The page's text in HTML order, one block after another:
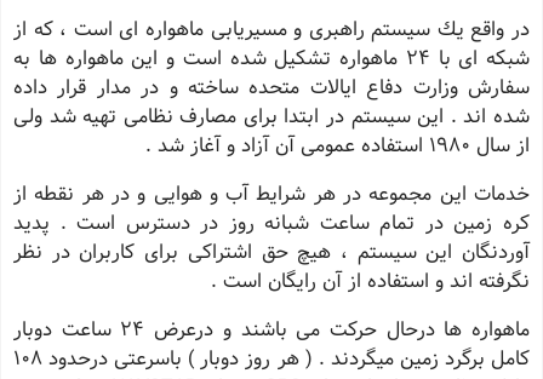
در واقع یك سیستم راهبری و مسیریابی ماهواره ای است ، كه از
شبكه ای با 24 ماهواره تشكیل شده است و این ماهواره ها به
سفارش وزارت دفاع ایالات متحده ساخته و در مدار قرار داده
شده اند . این سیستم در ابتدا برای مصارف نظامی تهیه شد ولی
از سال 1980 استفاده عمومی آن آزاد و آغاز شد .
خدمات این مجموعه در هر شرایط آب و هوایی و در هر نقطه از
كره زمین در تمام ساعت شبانه روز در دسترس است . پدید
آوردنگان این سیستم ، هیچ حق اشتراكی برای كاربران در نظر
نگرفته اند و استفاده از آن رایگان است .
ماهواره ها درحال حركت می باشند و درعرض 24 ساعت دوبار
كامل برگرد زمین میگردند . ( هر روز دوبار ) باسرعتی درحدود 108